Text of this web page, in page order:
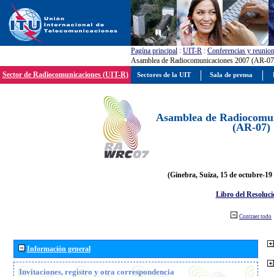
Pagína principal : UIT-R : Conferencias y
Asamblea de Radiocomunicaciones 2007 (AR-
Sector de Radiocomunicaciones (UIT-R)
Asamblea de
(AR-07)
(Ginebra, Suiza, 15 de octubre-19
Libro del
Contraer todo
Información general
Invitaciones, registro y otra correspondencia
Sectores de la UIT Sala de prensa